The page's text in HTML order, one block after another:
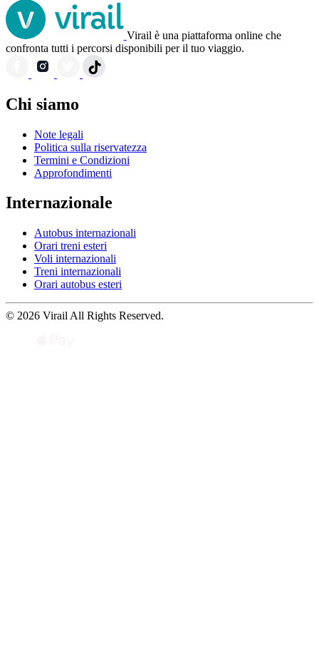
Virail è una piattaforma online che
confronta tutti i percorsi disponibili per il tuo viaggio.
Chi siamo
Note legali
Politica sulla riservatezza
Termini e Condizioni
Approfondimenti
Internazionale
Autobus internazionali
Orari treni esteri
Voli internazionali
Treni internazionali
Orari autobus esteri
© 2026 Virail All Rights Reserved.